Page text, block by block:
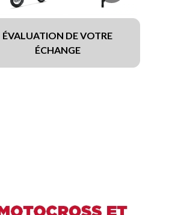
ÉVALUATION DE VOTRE
ÉCHANGE